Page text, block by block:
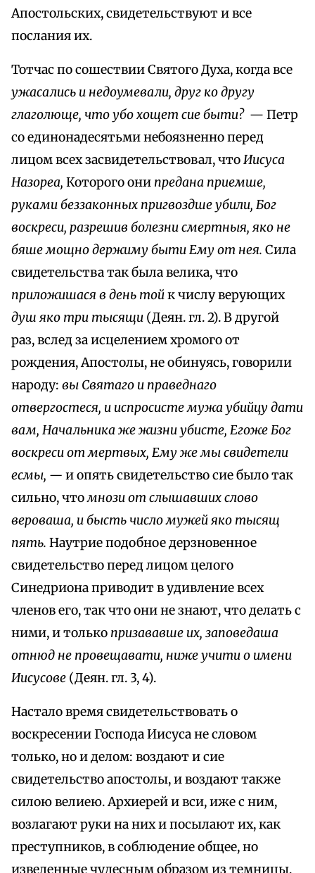
Апостольских, свидетельствуют и все
послания их.
Тотчас по сошествии Святого Духа, когда все
ужасались и недоумевали, друг ко другу
глаголюще, что убо хощет сие быти? — Петр
со единонадесятьми небоязненно перед
лицом всех засвидетельствовал, чтоИисуса
Назореа, Которого они предана приемше,
руками беззаконных пригвоздше убили, Бог
воскреси, разрешив болезни смертныя, яко не
бяше мощно держиму быти Ему от нея. Сила
свидетельства так была велика, что
приложишася в день тойк числу верующих
душ яко три тысящи (Деян. гл. 2). В другой
раз, вслед за исцелением хромого от
рождения, Апостолы, не обинуясь, говорили
народу: вы Святаго и праведнаго
отвергостеся, и испросисте мужа убийцу дати
вам, Начальника же жизни убисте, Егоже Бог
воскреси от мертвых, Ему же мы свидетели
есмы, — и опять свидетельство сие было так
сильно, чтомнози от слышавших слово
вероваша, и бысть число мужей яко тысящ
пять. Наутрие подобное дерзновенное
свидетельство перед лицом целого
Синедриона приводит в удивление всех
членов его, так что они не знают, что делать с
ними, и только призававше их, заповедаша
отнюд не провещавати, ниже учити о имени
Иисусове (Деян. гл. 3, 4).
Настало время свидетельствовать о
воскресении Господа Иисуса не словом
только, но и делом: воздают и сие
свидетельство апостолы, и воздают также
силою велиею. Архиерей и вси, иже с ним,
возлагают руки на них и посылают их, как
преступников, в соблюдение общее, но
изведенные чудесным образом из темницы,